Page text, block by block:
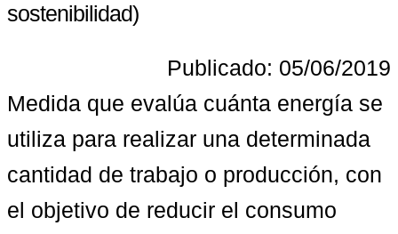
sostenibilidad)
Publicado: 05/06/2019
Medida que evalúa cuánta energía se
utiliza para realizar una determinada
cantidad de trabajo o producción, con
el objetivo de reducir el consumo